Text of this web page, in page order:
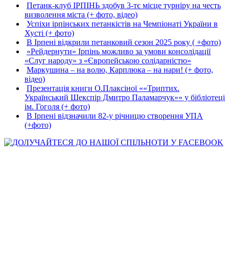
Петанк-клуб ІРПІНЬ здобув 3-тє місце турніру на честь
визволення міста (+ фото, відео)
Успіхи ірпінських петанкістів на Чемпіонаті України в
Хусті (+ фото)
В Ірпені відкрили петанковий сезон 2025 року ( +фото)
«Рейдернути» Ірпінь можливо за умови консолідації
«Слуг народу» з «Європейською солідарністю»
Маркушина – на волю, Карплюка – на нари! (+ фото,
відео)
Презентація книги О.Плаксіної ««Триптих.
Український Шекспір Дмитро Паламарчук»» у бібліотеці
ім. Гоголя (+ фото)
В Ірпені відзначили 82-у річницю створення УПА
(+фото)